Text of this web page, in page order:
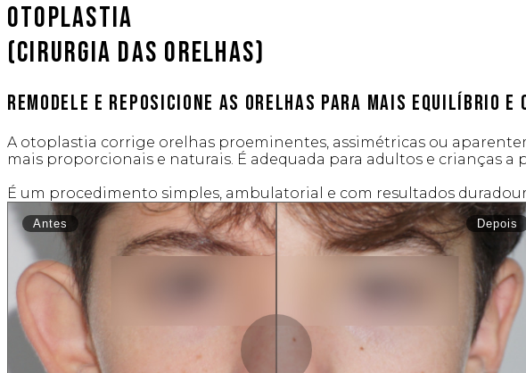
Otoplastia
(Cirurgia das Orelhas)
Remodele e reposicione as orelhas para mais equilíbrio e
A otoplastia corrige orelhas proeminentes, assimétricas ou
mais proporcionais e naturais. É adequada para adultos e crianças a
É um procedimento simples, ambulatorial e com resultados
Depois
Antes